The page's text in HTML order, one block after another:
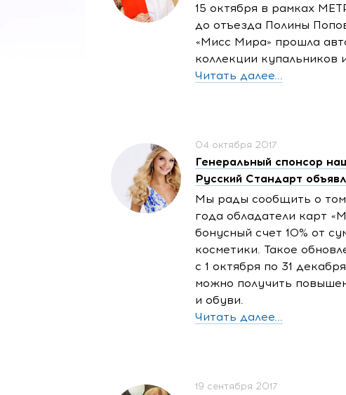
15 октября в рамках
до отъезда Полины
«Мисс Мира» прошла
коллекции купальников
Читать далее...
04 октября 2017
Генеральный спонсор
Русский Стандарт
Мы рады сообщить о
года обладатели карт
бонусный счет 10% от
косметики. Такое
с 1 октября по 31
можно получить
и обуви.
Читать далее...
19 сентября 2017